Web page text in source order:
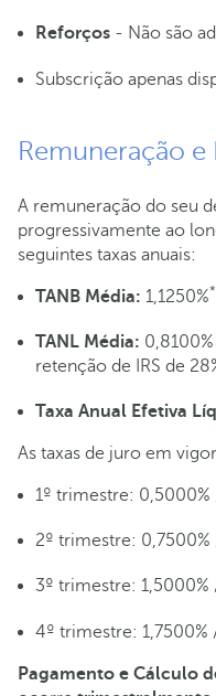
Reforços - Não são
Subscrição apenas
Remuneração
A remuneração do seu
progressivamente ao
seguintes taxas anuais:
TANB Média: 1,1250%*
TANL Média:
retenção de IRS de
Taxa Anual Efetiva
As taxas de juro em
1º trimestre:
2º trimestre:
3º trimestre: 1,5000%
4º trimestre: 1,7500%
Pagamento e Cálculo